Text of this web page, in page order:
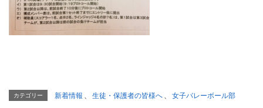
カテゴリー 新着情報 生徒・保護者の皆様へ 女子バレーボール部